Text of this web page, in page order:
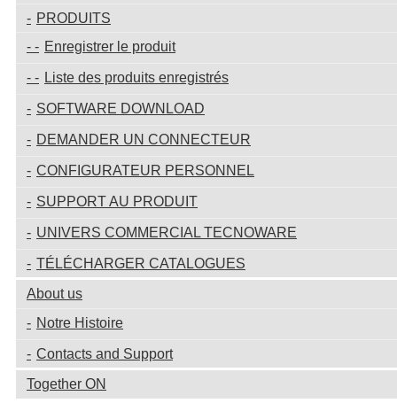
PRODUITS
Enregistrer le produit
Liste des produits enregistrés
SOFTWARE DOWNLOAD
DEMANDER UN CONNECTEUR
CONFIGURATEUR PERSONNEL
SUPPORT AU PRODUIT
UNIVERS COMMERCIAL TECNOWARE
TÉLÉCHARGER CATALOGUES
About us
Notre Histoire
Contacts and Support
Together ON